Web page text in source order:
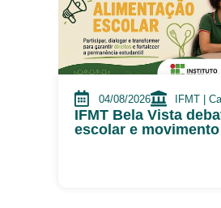
04/08/2026 IFMT |
IFMT Bela Vista
escolar e